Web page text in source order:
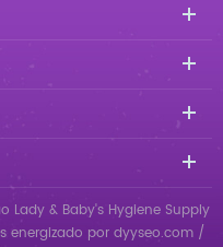
Lady & Baby's Hygiene Supply
energizado por dyyseo.com /